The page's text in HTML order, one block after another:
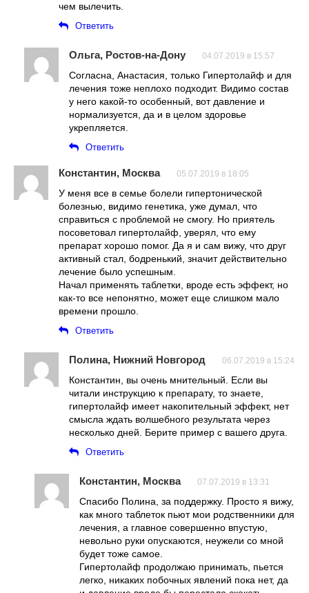
чем вылечить.
Ответить
Ольга, Ростов-на-Дону 04.07.2019 в 15:57
Согласна, Анастасия, только Гипертолайф и для
лечения тоже неплохо подходит. Видимо состав
у него какой-то особенный, вот давление и
нормализуется, да и в целом здоровье
укрепляется.
Ответить
Константин, Москва 05.07.2019 в 18:05
У меня все в семье болели гипертонической
болезнью, видимо генетика, уже думал, что
справиться с проблемой не смогу. Но приятель
посоветовал гипертолайф, уверял, что ему
препарат хорошо помог. Да я и сам вижу, что друг
активный стал, бодренький, значит действительно
лечение было успешным.
Начал применять таблетки, вроде есть эффект, но
как-то все непонятно, может еще слишком мало
времени прошло.
Ответить
Полина, Нижний Новгород 06.07.2019 в 15:24
Константин, вы очень мнительный. Если вы
читали инструкцию к препарату, то знаете,
гипертолайф имеет накопительный эффект, нет
смысла ждать волшебного результата через
несколько дней. Берите пример с вашего друга.
Ответить
Константин, Москва 07.07.2019 в 13:31
Спасибо Полина, за поддержку. Просто я вижу,
как много таблеток пьют мои родственники для
лечения, а главное совершенно впустую,
невольно руки опускаются, неужели со мной
будет тоже самое.
Гипертолайф продолжаю принимать, пьется
легко, никаких побочных явлений пока нет, да